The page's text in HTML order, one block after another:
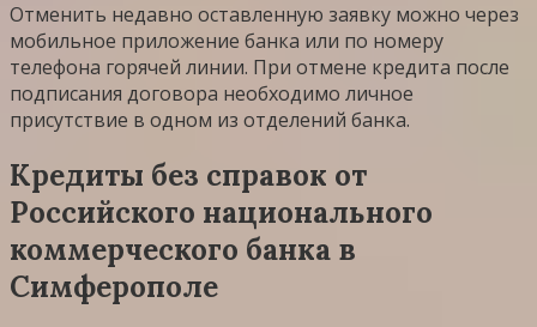
Отменить недавно оставленную заявку можно через
мобильное приложение банка или по номеру
телефона горячей линии. При отмене кредита после
подписания договора необходимо личное
присутствие в одном из отделений банка.
Кредиты без справок от
Российского национального
коммерческого банка в
Симферополе